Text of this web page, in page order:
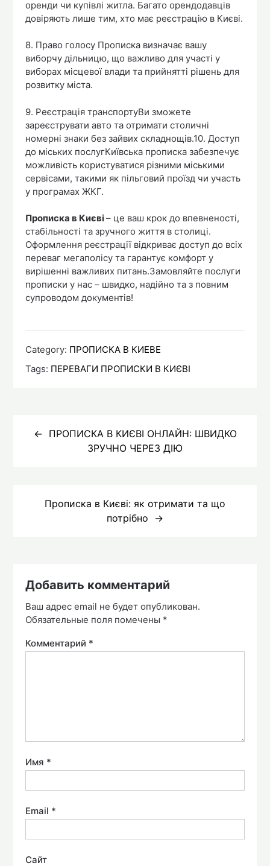
оренди чи купівлі житла. Багато орендодавців
довіряють лише тим, хто має реєстрацію в Києві.
8. Право голосу Прописка визначає вашу
виборчу дільницю, що важливо для участі у
виборах місцевої влади та прийнятті рішень для
розвитку міста.
9. Реєстрація транспортуВи зможете
зареєструвати авто та отримати столичні
номерні знаки без зайвих складнощів.10. Доступ
до міських послугКиївська прописка забезпечує
можливість користуватися різними міськими
сервісами, такими як пільговий проїзд чи участь
у програмах ЖКГ.
Прописка в Києві– це ваш крок до впевненості,
стабільності та зручного життя в столиці.
Оформлення реєстрації відкриває доступ до всіх
переваг мегаполісу та гарантує комфорт у
вирішенні важливих питань.Замовляйте послуги
прописки у нас – швидко, надійно та з повним
супроводом документів!
Category: ПРОПИСКА В КИЕВЕ
Tags: ПЕРЕВАГИ ПРОПИСКИ В КИЄВІ
ПРОПИСКА В КИЄВІ ОНЛАЙН: ШВИДКО
ЗРУЧНО ЧЕРЕЗ ДІЮ
Прописка в Києві: як отримати та що
потрібно
Добавить комментарий
Ваш адрес email не будет опубликован.
Обязательные поля помечены *
Комментарий *
Имя *
Email *
Сайт